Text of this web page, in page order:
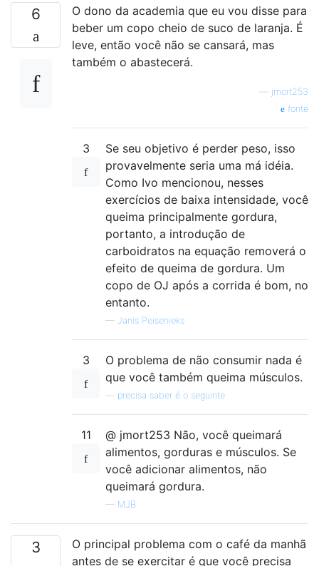
6
O dono da academia que eu vou disse para
beber um copo cheio de suco de laranja. É
leve, então você não se cansará, mas
também o abastecerá.
jmort253
fonte
3
Se seu objetivo é perder peso, isso
provavelmente seria uma má idéia.
Como Ivo mencionou, nesses
exercícios de baixa intensidade, você
queima principalmente gordura,
portanto, a introdução de
carboidratos na equação removerá o
efeito de queima de gordura. Um
copo de OJ após a corrida é bom, no
entanto.
— Janis Peisenieks
3
O problema de não consumir nada é
que você também queima músculos.
precisa saber é o seguinte
11
@ jmort253 Não, você queimará
alimentos, gorduras e músculos. Se
você adicionar alimentos, não
queimará gordura.
— MJB
3
O principal problema com o café da manhã
antes de se exercitar é que você precisa